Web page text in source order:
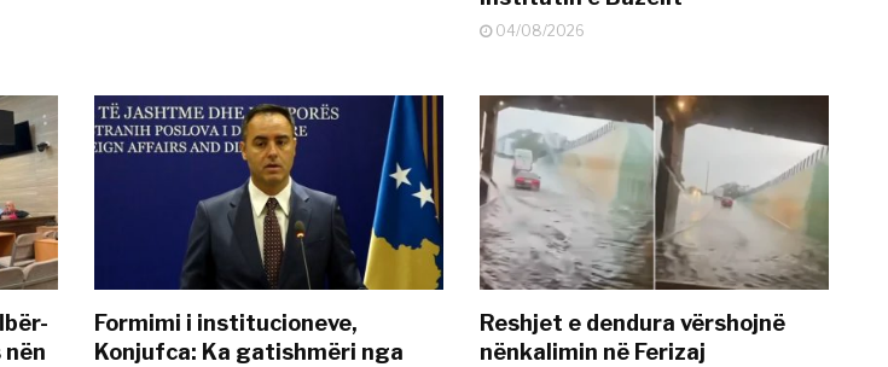
04/08/2026
nën
Formimi i institucioneve,
Konjufca: Ka gatishmëri nga
Reshjet e dendura vërshojnë
nënkalimin në Ferizaj